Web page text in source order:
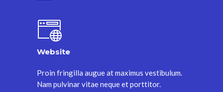
Website
Proin fringilla augue at maximus vestibulum.
Nam pulvinar vitae neque et porttitor.